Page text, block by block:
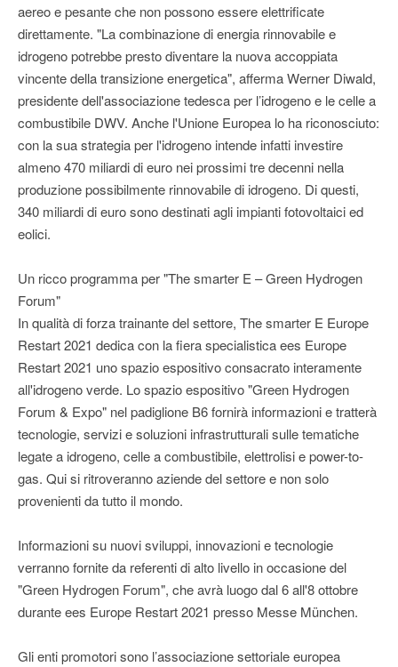
aereo e pesante che non possono essere elettrificate
direttamente. "La combinazione di energia rinnovabile e
idrogeno potrebbe presto diventare la nuova accoppiata
vincente della transizione energetica", afferma Werner Diwald,
presidente dell'associazione tedesca per l’idrogeno e le celle a
combustibile DWV. Anche l'Unione Europea lo ha riconosciuto:
con la sua strategia per l'idrogeno intende infatti investire
almeno 470 miliardi di euro nei prossimi tre decenni nella
produzione possibilmente rinnovabile di idrogeno. Di questi,
340 miliardi di euro sono destinati agli impianti fotovoltaici ed
eolici.
Un ricco programma per "The smarter E – Green Hydrogen
Forum"
In qualità di forza trainante del settore, The smarter E Europe
Restart 2021 dedica con la fiera specialistica ees Europe
Restart 2021 uno spazio espositivo consacrato interamente
all'idrogeno verde. Lo spazio espositivo "Green Hydrogen
Forum & Expo" nel padiglione B6 fornirà informazioni e tratterà
tecnologie, servizi e soluzioni infrastrutturali sulle tematiche
legate a idrogeno, celle a combustibile, elettrolisi e power-to-
gas. Qui si ritroveranno aziende del settore e non solo
provenienti da tutto il mondo.
Informazioni su nuovi sviluppi, innovazioni e tecnologie
verranno fornite da referenti di alto livello in occasione del
"Green Hydrogen Forum", che avrà luogo dal 6 all'8 ottobre
durante ees Europe Restart 2021 presso Messe München.
Gli enti promotori sono l’associazione settoriale europea